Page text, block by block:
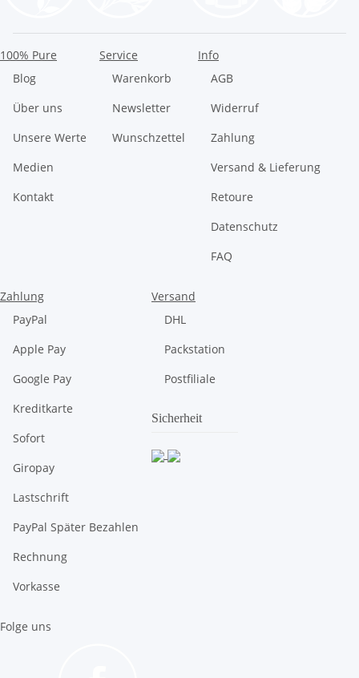
100% Pure
Blog
Über uns
Unsere Werte
Medien
Kontakt
Service
Warenkorb
Newsletter
Wunschzettel
Info
AGB
Widerruf
Zahlung
Versand & Lieferung
Retoure
Datenschutz
FAQ
Zahlung
PayPal
Apple Pay
Google Pay
Kreditkarte
Sofort
Giropay
Lastschrift
PayPal Später Bezahlen
Rechnung
Vorkasse
Versand
DHL
Packstation
Postfiliale
Sicherheit
Folge uns